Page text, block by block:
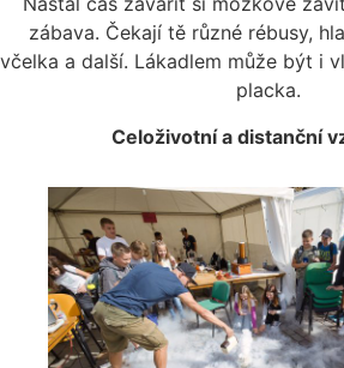
zábava. Čekají tě různé rébusy,
včelka a další. Lákadlem může být i
placka.
Celoživotní a distanční